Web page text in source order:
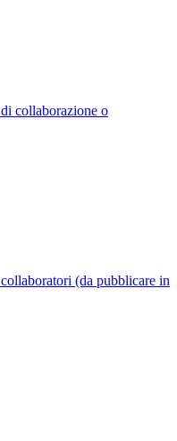
collaborazione o
(da pubblicare in